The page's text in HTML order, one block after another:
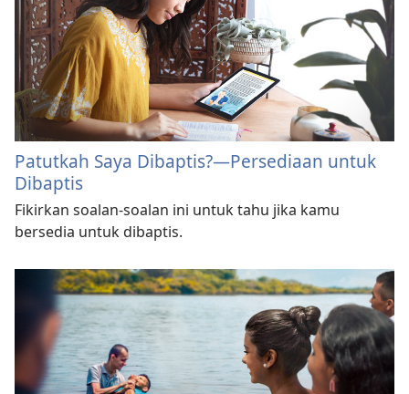
Patutkah Saya Dibaptis?—Persediaan untuk
Dibaptis
Fikirkan soalan-soalan ini untuk tahu jika kamu
bersedia untuk dibaptis.